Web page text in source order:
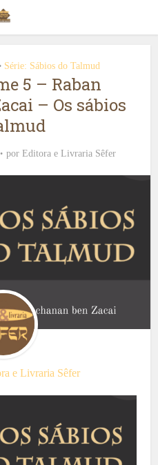
Série: Sábios do Talmud
5 – Raban
– Os sábios
por Editora e Livraria Sêfer
e Livraria Sêfer